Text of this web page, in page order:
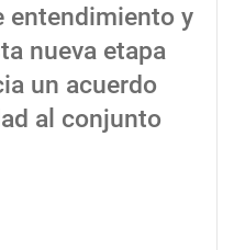
entendimiento y
nueva etapa
un acuerdo
al conjunto